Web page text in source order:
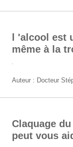
l 'alcool est
même à la
Auteur : Docteur
Claquage
peut vous